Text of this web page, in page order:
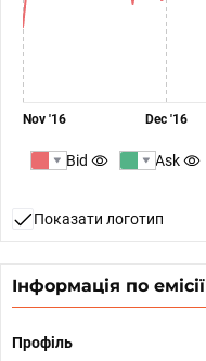
Nov '16 Dec '16
Bid Ask
Показати логотип
Інформація по емісії
Профіль